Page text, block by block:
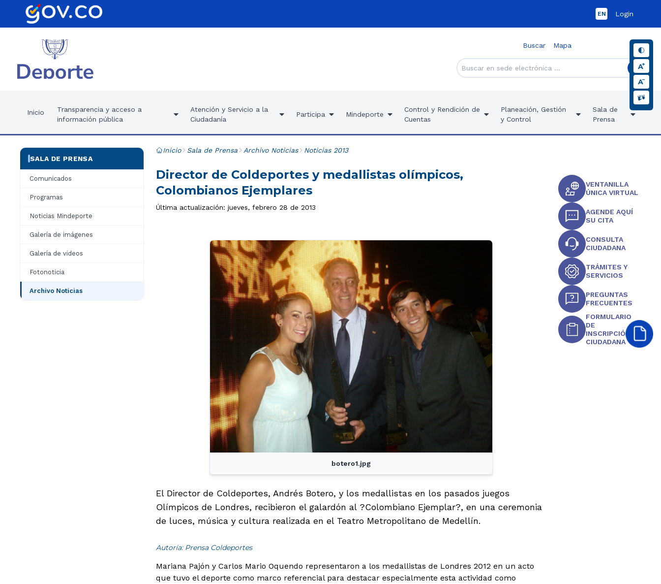
EN Login
Buscar Mapa
Inicio
Transparencia y acceso a
información pública
Atención y Servicio a la
Ciudadanía
Participa Mindeporte
Control y Rendición de
Cuentas
Planeación, Gestión
y Control
Sala de
Prensa
SALA DE PRENSA
Comunicados
Programas
Noticias Mindeporte
Galería de imágenes
Galería de videos
Fotonoticia
Archivo Noticias
Inicio Sala de Prensa Archivo Noticias Noticias 2013
Director de Coldeportes y medallistas olímpicos,
Colombianos Ejemplares
Última actualización: jueves, febrero 28 de 2013
botero1.jpg
El Director de Coldeportes, Andrés Botero, y los medallistas en los pasados juegos
Olímpicos de Londres, recibieron el galardón al ?Colombiano Ejemplar?, en una ceremonia
de luces, música y cultura realizada en el Teatro Metropolitano de Medellín.
Autoría: Prensa Coldeportes
Mariana Pajón y Carlos Mario Oquendo representaron a los medallistas de Londres 2012 en un acto
que tuvo el deporte como marco referencial para destacar especialmente esta actividad como
VENTANILLA
ÚNICA VIRTUAL
AGENDE AQUÍ
SU CITA
CONSULTA
CIUDADANA
TRÁMITES Y
SERVICIOS
PREGUNTAS
FRECUENTES
FORMULARIO
DE
INSCRIPCIÓN
CIUDADANA